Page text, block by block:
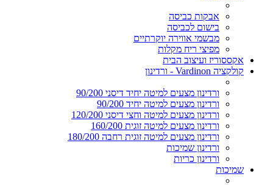
אבקות כביסה
בישום לכביסה
מבשמי אווירה יוקרתיים
מפיצי ריח מקלות
אקססוריז ועיצוב הבית
קולקציה Vardinon - ורדינון
ורדינון מצעים למיטה יחיד דיסני 90/200
ורדינון מצעים למיטה יחיד 90/200
ורדינון מצעים למיטה וחצי דיסני 120/200
ורדינון מצעים למיטה זוגית 160/200
ורדינון מצעים למיטה זוגית רחבה 180/200
ורדינון שמיכות
ורדינון כריות
שמיכות